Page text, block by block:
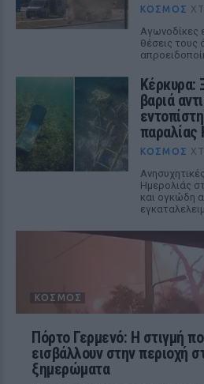
ΚΌΣΜΟΣ
Αγωνοδίκες
θέσεις τους
Κέρκυρα:
βαριά
παραλίας
ΚΌΣΜΟΣ
Ημερολιάς
και ογκώδη
ΚΌΣΜΟΣ
Πόρτο Γερμενό: Η στιγμή
εισβάλλουν στην περιοχή
ξημερώματα